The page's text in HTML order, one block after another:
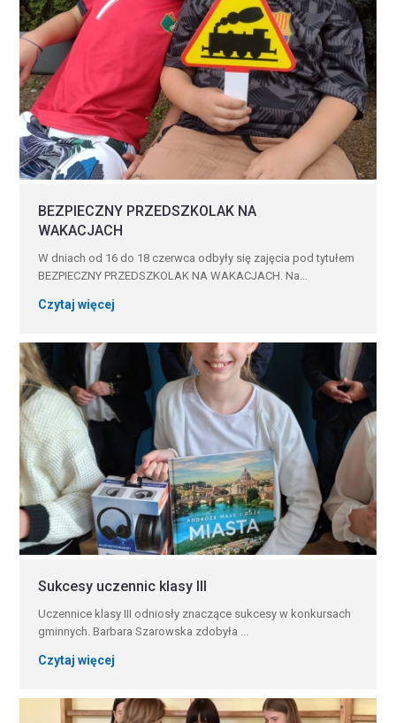
BEZPIECZNY PRZEDSZKOLAK NA
WAKACJACH
W dniach od 16 do 18 czerwca odbyły się zajęcia pod tytułem
BEZPIECZNY PRZEDSZKOLAK NA WAKACJACH. Na...
Czytaj więcej
Sukcesy uczennic klasy III
Uczennice klasy III odniosły znaczące sukcesy w konkursach
gminnych. Barbara Szarowska zdobyła ...
Czytaj więcej